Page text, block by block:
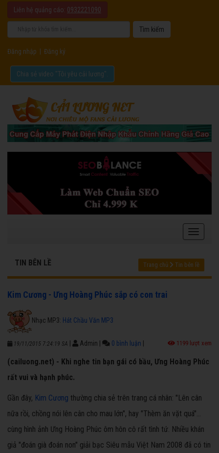
Liên hệ quảng cáo: 0932221090
Đăng nhập Đăng ký
Chia sẻ video "Tôi yêu cải lương".
TIN BÊN LỀ Trang chủ Tin bên lề
Kim Cương - Ưng Hoàng Phúc sắp có con trai
Nhạc MP3: Hát Chầu Văn MP3
19/11/2015 7:24:19 SA Admin 0 bình luận 1199 lượt xem
(cailuong.net) - Khi nghe tin bạn gái có bầu, Ưng Hoàng Phúc
rất vui và hạnh phúc.
Gần đây, Kim Cương thường chia sẻ trên trang cá nhân: "Lên cân
nữa rồi, chồng nói lên cân cho mau lớn", hay "Thèm ăn vặt quá"...
cùng hình ảnh Ưng Hoàng Phúc ôm hôn cô rất tình tứ. Nhiều khán
giả "đoán già đoán non" giải bạc Siêu mẫu Việt Nam 2008 đã có tin